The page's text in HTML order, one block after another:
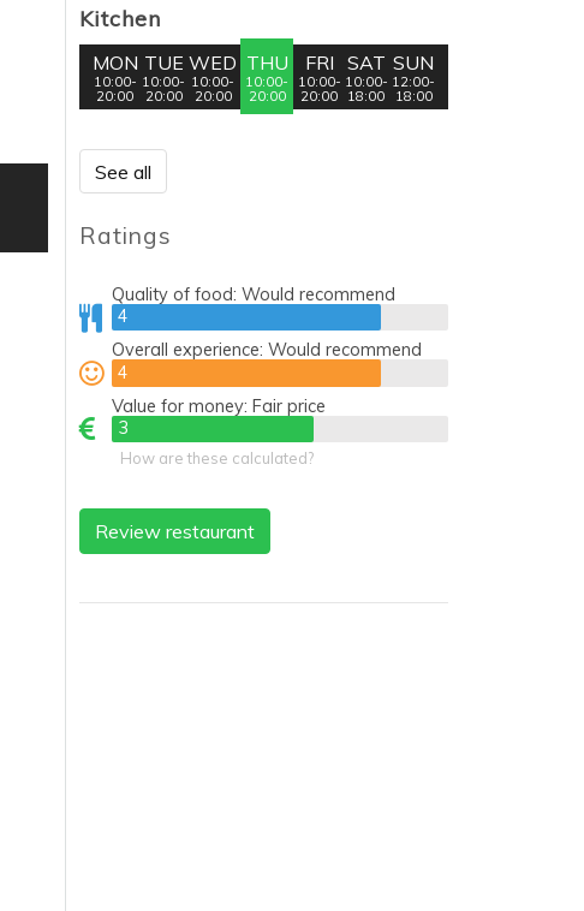
Kitchen
MON
10:00-
20:00
TUE
10:00-
20:00
WED
10:00-
20:00
THU
10:00-
20:00
FRI
10:00-
20:00
SAT
10:00-
18:00
SUN
12:00-
18:00
See all
Ratings
Quality of food:Would recommend
4
4
Overall experience:Would recommend
4
4
Value for money:Fair price
3
3
How are these calculated?
Review restaurant